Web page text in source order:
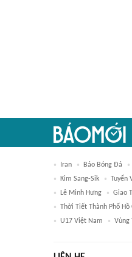
Iran Báo Bóng Đá
Kim Sang-Sik
Tuyển
Lê Minh Hưng
Giao
Thời Tiết Thành Phố Hồ
U17 Việt Nam
Vùng